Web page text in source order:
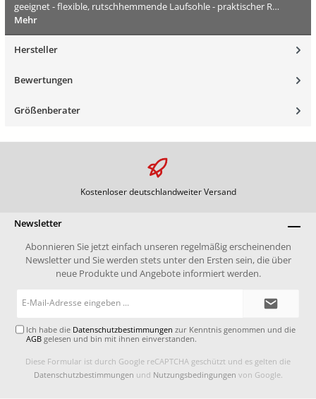
geeignet - flexible, rutschhemmende Laufsohle - praktischer R…
Mehr
Hersteller
Bewertungen
Größenberater
Kostenloser deutschlandweiter Versand
Newsletter
Abonnieren Sie jetzt einfach unseren regelmäßig erscheinenden
Newsletter und Sie werden stets unter den Ersten sein, die über
neue Produkte und Angebote informiert werden.
Ich habe die Datenschutzbestimmungen zur Kenntnis genommen und die
AGB gelesen und bin mit ihnen einverstanden.
Diese Formular ist durch Google reCAPTCHA geschützt und es gelten die
Datenschutzbestimmungen und Nutzungsbedingungen von Google.